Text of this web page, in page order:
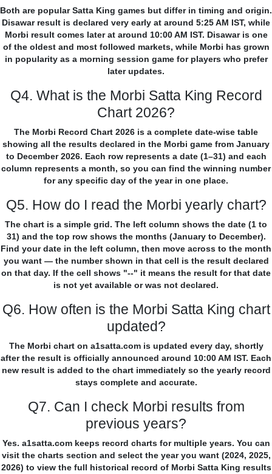
Both are popular Satta King games but differ in timing and origin.
Disawar result is declared very early at around 5:25 AM IST, while
Morbi result comes later at around 10:00 AM IST. Disawar is one
of the oldest and most followed markets, while Morbi has grown
in popularity as a morning session game for players who prefer
later updates.
Q4. What is the Morbi Satta King Record
Chart 2026?
The Morbi Record Chart 2026 is a complete date-wise table
showing all the results declared in the Morbi game from January
to December 2026. Each row represents a date (1–31) and each
column represents a month, so you can find the winning number
for any specific day of the year in one place.
Q5. How do I read the Morbi yearly chart?
The chart is a simple grid. The left column shows the date (1 to
31) and the top row shows the months (January to December).
Find your date in the left column, then move across to the month
you want — the number shown in that cell is the result declared
on that day. If the cell shows "--" it means the result for that date
is not yet available or was not declared.
Q6. How often is the Morbi Satta King chart
updated?
The Morbi chart on a1satta.com is updated every day, shortly
after the result is officially announced around 10:00 AM IST. Each
new result is added to the chart immediately so the yearly record
stays complete and accurate.
Q7. Can I check Morbi results from
previous years?
Yes. a1satta.com keeps record charts for multiple years. You can
visit the charts section and select the year you want (2024, 2025,
2026) to view the full historical record of Morbi Satta King results